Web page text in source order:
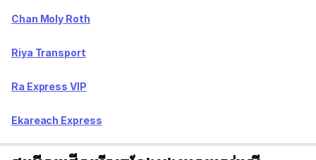
Chan Moly Roth
Riya Transport
Ra Express VIP
Ekareach Express